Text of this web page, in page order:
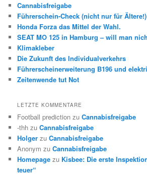
Cannabisfreigabe
Führerschein-Check (nicht nur für Ältere!)
Honda Forza das Mittel der Wahl.
SEAT MO 125 in Hamburg – will man
Klimakleber
Die Zukunft des Individualverkehrs
Führerscheinerweiterung B196 und
Zeitenwende tut Not
LETZTE KOMMENTARE
Football prediction zuCannabisfreigabe
-thh zuCannabisfreigabe
Holger zuCannabisfreigabe
Anonym zuCannabisfreigabe
Homepage zu Kisbee: Die erste
teuer“